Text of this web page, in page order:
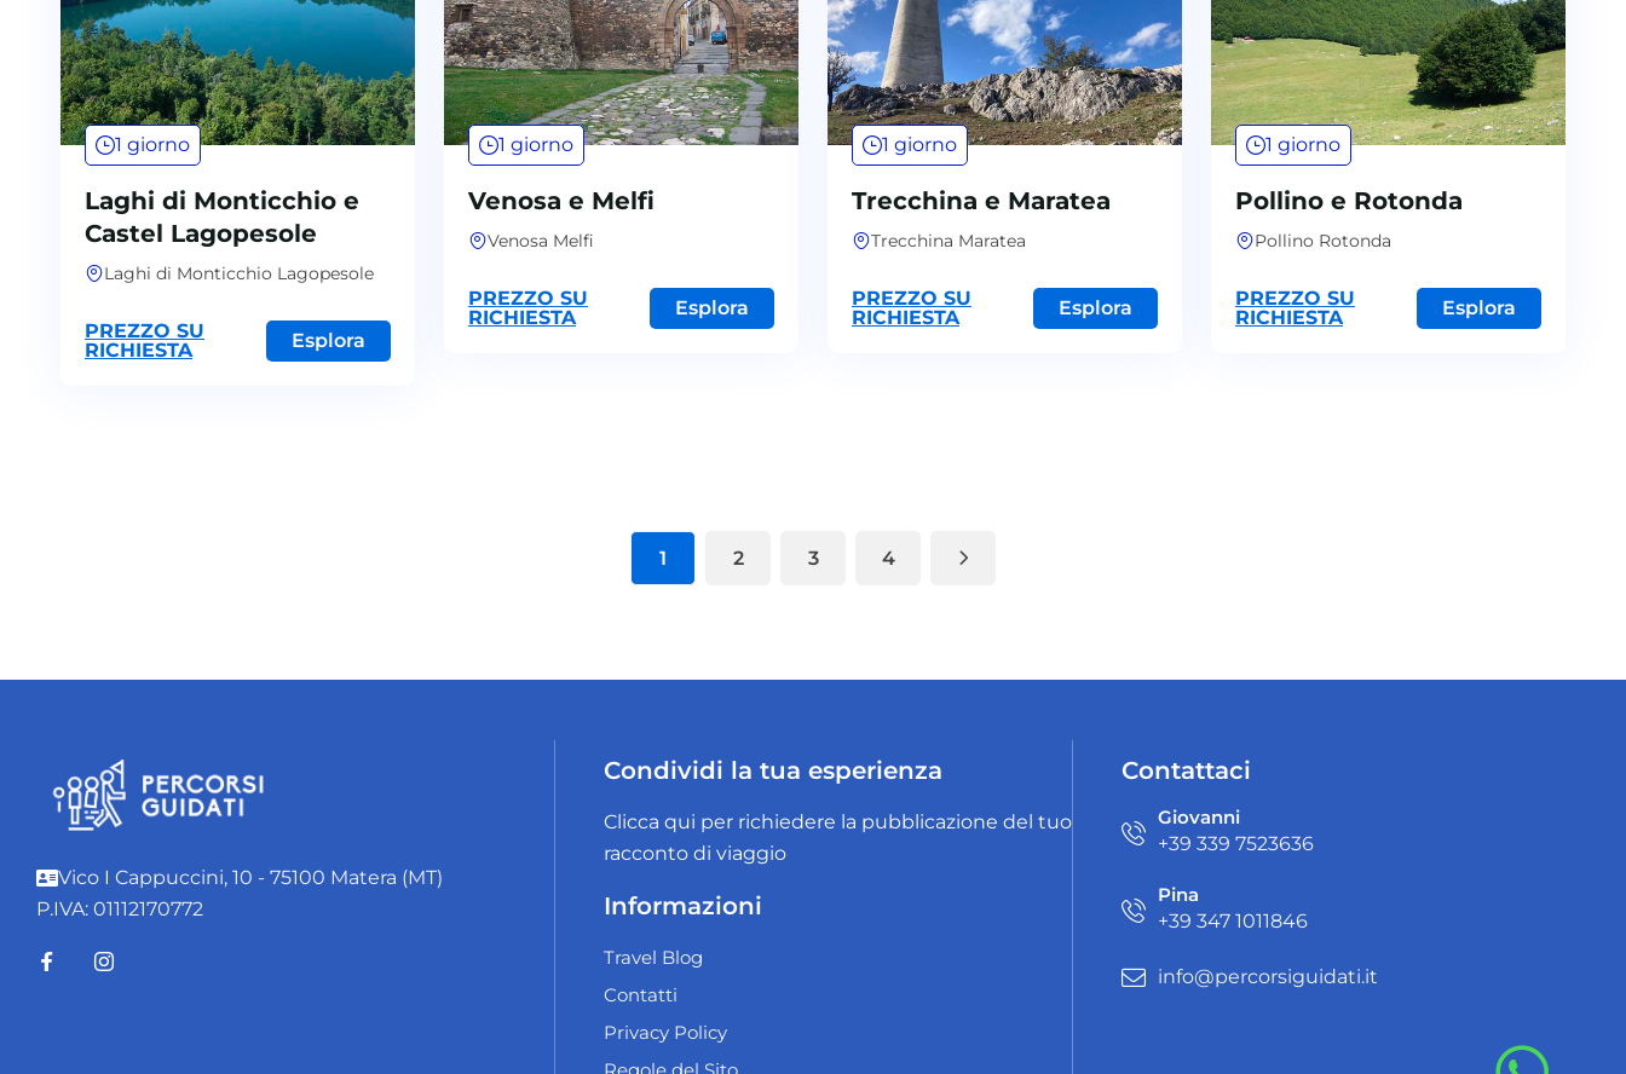
1 giorno
Laghi di Monticchio e
Castel Lagopesole
Laghi di Monticchio Lagopesole
PREZZO SU
RICHIESTA
Esplora
1 giorno
Venosa e Melfi
Venosa Melfi
PREZZO SU
RICHIESTA
Esplora
1 giorno
Trecchina e Maratea
Trecchina Maratea
PREZZO SU
RICHIESTA
Esplora
1 giorno
Pollino e Rotonda
Pollino Rotonda
PREZZO SU
RICHIESTA
Esplora
1 2 3 4
Vico I Cappuccini, 10 - 75100 Matera (MT)
P.IVA: 01112170772
Condividi la tua esperienza
Clicca qui per richiedere la pubblicazione del tuo
racconto di viaggio
Informazioni
Travel Blog
Contatti
Privacy Policy
Contattaci
Giovanni
+39 ‭339 7523636‬
Pina
+39 ‭347 1011846‬
info@percorsiguidati.it